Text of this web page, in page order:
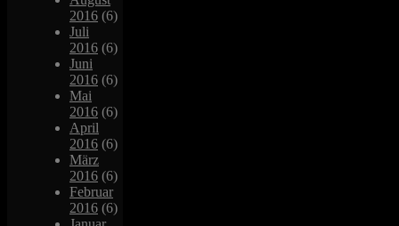
2016 (6)
Juli
2016 (6)
Juni
2016 (6)
Mai
2016 (6)
April
2016 (6)
März
2016 (6)
Februar
2016 (6)